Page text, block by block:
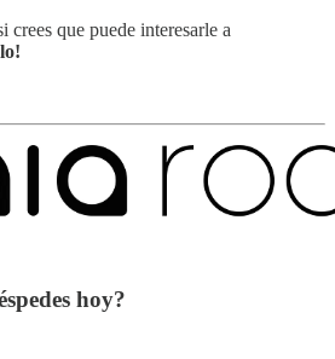
crees que puede interesarle a
hoy?